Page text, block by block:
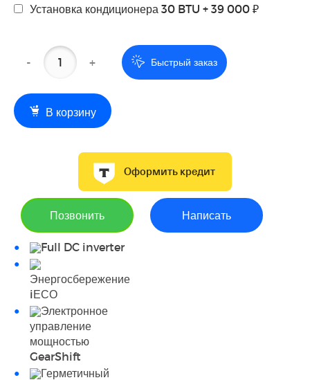
Установка кондиционера 30 BTU + 39 000 ₽
- + Быстрый заказ
В корзину
Оформить кредит
Позвонить Написать
Full DC inverter
Энергосбережение
iЕСО
Электронное
управление
мощностью
GearShift
Герметичный